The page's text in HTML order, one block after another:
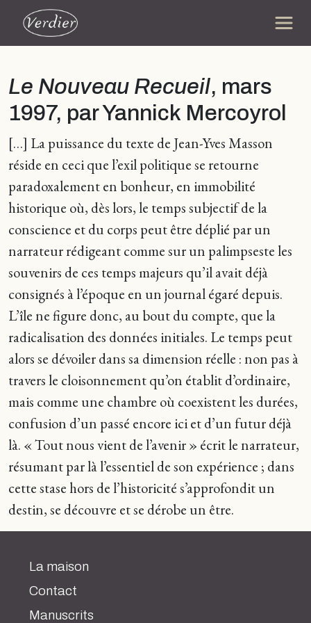
Le Nouveau Recueil, mars
1997, par Yannick Mercoyrol
[…] La puissance du texte de Jean-Yves Masson
réside en ceci que l’exil politique se retourne
paradoxalement en bonheur, en immobilité
historique où, dès lors, le temps subjectif de la
conscience et du corps peut être déplié par un
narrateur rédigeant comme sur un palimpseste les
souvenirs de ces temps majeurs qu’il avait déjà
consignés à l’époque en un journal égaré depuis.
L’île ne figure donc, au bout du compte, que la
radicalisation des données initiales. Le temps peut
alors se dévoiler dans sa dimension réelle : non pas à
travers le cloisonnement qu’on établit d’ordinaire,
mais comme une chambre où coexistent les durées,
confusion d’un passé encore ici et d’un futur déjà
là. « Tout nous vient de l’avenir » écrit le narrateur,
résumant par là l’essentiel de son expérience ; dans
cette stase hors de l’historicité s’approfondit un
destin, se découvre et se dérobe un être.
La maison
Contact
Manuscrits